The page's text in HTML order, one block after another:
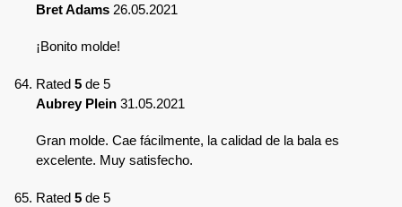
Bret Adams 26.05.2021
¡Bonito molde!
Rated 5 de 5
Aubrey Plein 31.05.2021
Gran molde. Cae fácilmente, la calidad de la bala es
excelente. Muy satisfecho.
Rated 5 de 5